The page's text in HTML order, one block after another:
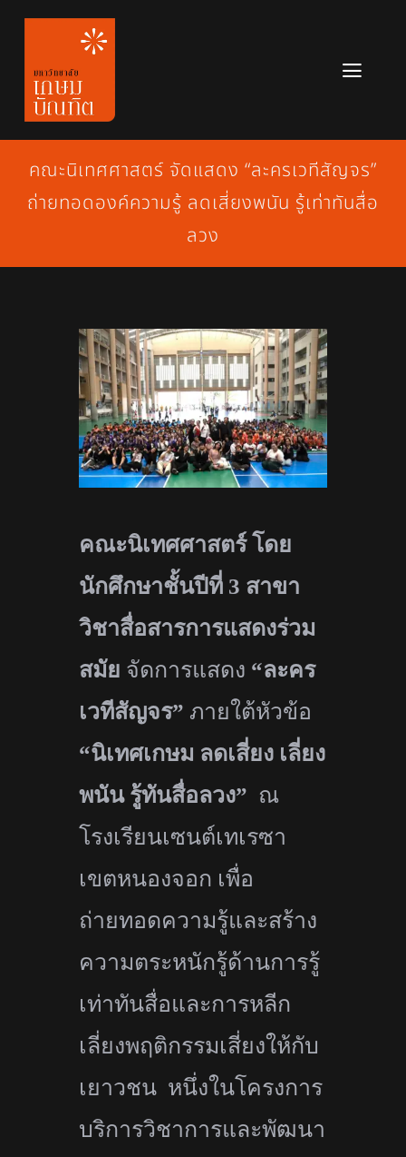
Skip
content
หลักสูตร
ข่าวสาร
เกี่ยวกับมหาวิทยาลัย
สมัครเรียน
คณะนิเทศศาสตร์ จัดแสดง “ละครเวทีสัญจร”
ถ่ายทอดองค์ความรู้ ลดเสี่ยงพนัน รู้เท่าทันสื่อ
ลวง
คณะนิเทศศาสตร์ โดย
นักศึกษาชั้นปีที่ 3 สาขา
วิชาสื่อสารการแสดงร่วม
สมัย จัดการแสดง “ละคร
เวทีสัญจร” ภายใต้หัวข้อ
“นิเทศเกษม ลดเสี่ยง เลี่ยง
พนัน รู้ทันสื่อลวง” ณ
โรงเรียนเซนต์เทเรซา
เขตหนองจอก เพื่อ
ถ่ายทอดความรู้และสร้าง
ความตระหนักรู้ด้านการรู้
เท่าทันสื่อและการหลีก
เลี่ยงพฤติกรรมเสี่ยงให้กับ
เยาวชน หนึ่งในโครงการ
บริการวิชาการและพัฒนา